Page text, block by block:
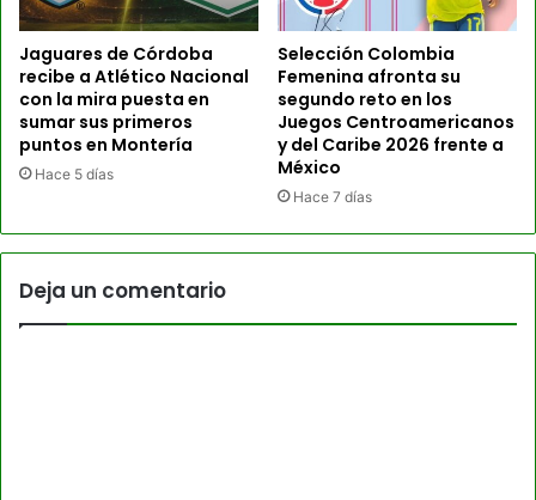
Jaguares de Córdoba
recibe a Atlético Nacional
con la mira puesta en
sumar sus primeros
puntos en Montería
Hace 5 días
Selección Colombia
Femenina afronta su
segundo reto en los
Juegos Centroamericanos
y del Caribe 2026 frente a
México
Hace 7 días
Deja un comentario